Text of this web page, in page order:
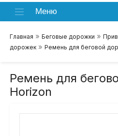
Меню
Главная » Беговые дорожки »
дорожек » Ремень для беговой
Ремень для
Horizon